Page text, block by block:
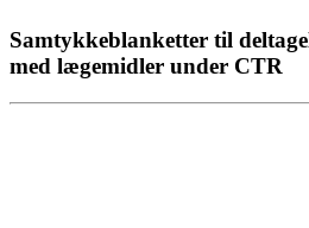
Samtykkeblanketter til
med lægemidler under CTR